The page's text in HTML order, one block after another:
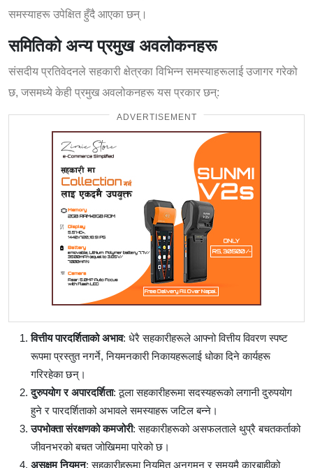
समस्याहरू उपेक्षित हुँदै आएका छन्।
समितिको अन्य प्रमुख अवलोकनहरू
संसदीय प्रतिवेदनले सहकारी क्षेत्रका विभिन्न समस्याहरूलाई उजागर गरेको
छ, जसमध्ये केही प्रमुख अवलोकनहरू यस प्रकार छन्:
ADVERTISEMENT
वित्तीय पारदर्शिताको अभाव: धेरै सहकारीहरूले आफ्नो वित्तीय विवरण स्पष्ट
रूपमा प्रस्तुत नगर्ने, नियमनकारी निकायहरूलाई धोका दिने कार्यहरू
गरिरहेका छन्।
दुरुपयोग र अपारदर्शिता: ठूला सहकारीहरूमा सदस्यहरूको लगानी दुरुपयोग
हुने र पारदर्शिताको अभावले समस्याहरू जटिल बन्ने।
उपभोक्ता संरक्षणको कमजोरी: सहकारीहरूको असफलताले थुप्रै बचतकर्ताको
जीवनभरको बचत जोखिममा पारेको छ।
असक्षम नियमन: सहकारीहरूमा नियमित अनुगमन र समयमै कारबाहीको